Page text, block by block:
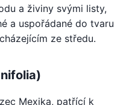
a živiny svými listy,
a uspořádané do tvaru
ze středu.
Mexika, patřící k